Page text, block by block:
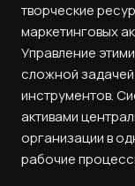
творческие
маркетинговых
Управление
сложной
инструментов.
активами
организации в
рабочие